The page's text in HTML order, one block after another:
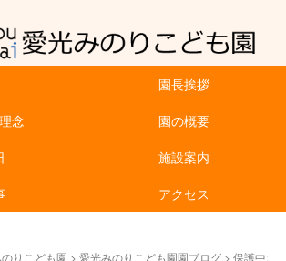
園長挨拶
念
園の概要
施設案内
アクセス
りこども園 > 愛光みのりこども園園ブログ > 保護中: